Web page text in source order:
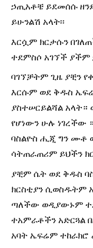
ኃጢአቶቼ ይደመሰሱ
ይሁንልሽ አላት፡፡
እርሷም ክርታሱን
ተደምስሶ አገኘች ያችም
ባገኘቻትም ጊዜ ያቺን
እርሱም ወደ ቅዱስ
ያስተሠርይልሻል
የሆነውን ሁሉ ነገረችው
ባስልዮስ ሒጂ ግን ሙቶ
ሳትጠራጠሪም ይህችን
ያቺም ሴት ወደ ቅዱስ
ክርስቲያን ሲወስዱትም
ጣለችው ወዲያውኑም
ተአምራቶችን አድርጓል
አባት ኤፍሬም ተከራክሮ